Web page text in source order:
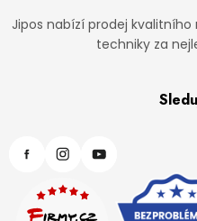
Jipos nabízí prodej
techniky za